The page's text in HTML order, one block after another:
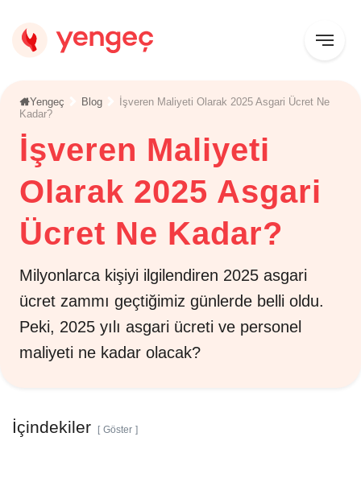
Yengeç Blog
İşveren Maliyeti Olarak 2025 Asgari Ücret Ne
Kadar?
İşveren Maliyeti
Olarak 2025 Asgari
Ücret Ne Kadar?
Milyonlarca kişiyi ilgilendiren 2025 asgari
ücret zammı geçtiğimiz günlerde belli oldu.
Peki, 2025 yılı asgari ücreti ve personel
maliyeti ne kadar olacak?
İçindekiler Göster